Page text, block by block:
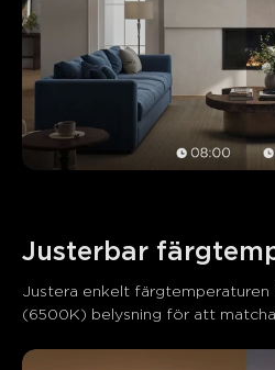
Justerbar
Justera enkelt färgtemperaturen
(6500K) belysning för att